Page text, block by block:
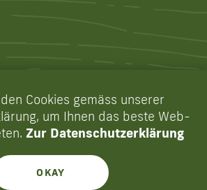
by augenweide|Datenschutz |Impressum
Cookies gemäss unserer
um Ihnen das beste Web-
Zur Datenschutzerklärung